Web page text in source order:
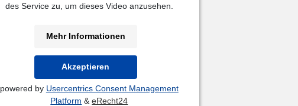
des Service zu, um dieses Video anzusehen.
Mehr Informationen
Akzeptieren
powered by Usercentrics Consent Management
Platform &eRecht24